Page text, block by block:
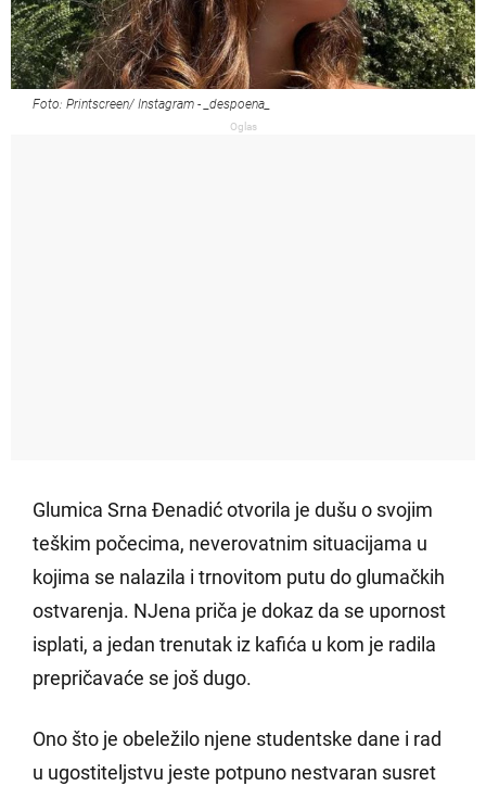
Foto: Printscreen/ Instagram - _despoena_
Oglas
Glumica Srna Đenadić otvorila je dušu o svojim
teškim počecima, neverovatnim situacijama u
kojima se nalazila i trnovitom putu do glumačkih
ostvarenja. NJena priča je dokaz da se upornost
isplati, a jedan trenutak iz kafića u kom je radila
prepričavaće se još dugo.
Ono što je obeležilo njene studentske dane i rad
u ugostiteljstvu jeste potpuno nestvaran susret